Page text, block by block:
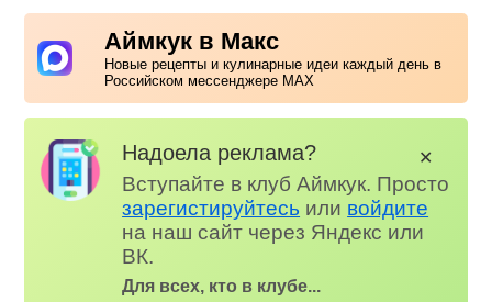
Аймкук в Макс
Новые рецепты и кулинарные идеи каждый день в
Российском мессенджере MAX
Надоела реклама?
Вступайте в клуб Аймкук. Просто
зарегистируйтесь или войдите
на наш сайт через Яндекс или
ВК.
Для всех, кто в клубе...
✕